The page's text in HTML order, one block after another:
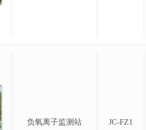
负氧离子监测站 JC-FZ1